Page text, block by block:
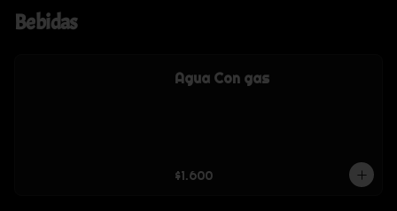
Bebidas
Agua Con gas
$1.600